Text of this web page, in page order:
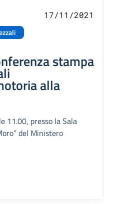
17/11/2021
stampa
alla
11.00, presso la Sala
del Ministero